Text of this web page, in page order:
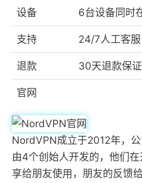
设备 6台设备同时
支持 24/7人工客服
退款 30天退款保证
官网
NordVPN成立于2012年，
由4个创始人开发的，他们
享给朋友使用，朋友的反馈